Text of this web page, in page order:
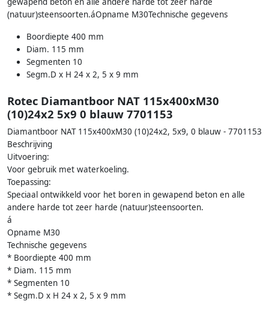
(natuur)steensoorten.áOpname M30Technische gegevens
Boordiepte 400 mm
Diam. 115 mm
Segmenten 10
Segm.D x H 24 x 2, 5 x 9 mm
Rotec Diamantboor NAT 115x400xM30
(10)24x2 5x9 0 blauw 7701153
Diamantboor NAT 115x400xM30 (10)24x2, 5x9, 0 blauw - 7701153
Beschrijving
Uitvoering:
Voor gebruik met waterkoeling.
Toepassing:
Speciaal ontwikkeld voor het boren in gewapend beton en alle
andere harde tot zeer harde (natuur)steensoorten.
á
Opname M30
Technische gegevens
* Boordiepte 400 mm
* Diam. 115 mm
* Segmenten 10
* Segm.D x H 24 x 2, 5 x 9 mm